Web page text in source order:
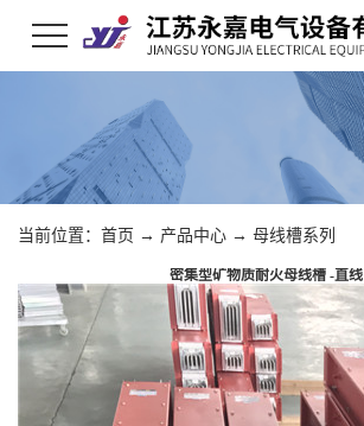
当前位置： 首页 → 产品中心 → 母线槽系列
密集型矿物质耐火母线槽 -直线